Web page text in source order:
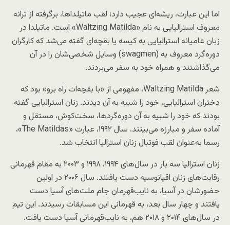
اما این عبارت، ریشه‌ای عجیب دارد؛ لقب ماتیلداها، برگرفته از ترانه
معروف استرالیایی به نام «Waltzing Matilda» است. ماتیلدا در
زبان عامیانه استرالیایی به کیسه‌‌ یا بقچه‌ای گفته می‌شد که کارگران
دوره‌گرد معروف به (swagmen) وسایل شخصی‌شان را در آن
می‌گذاشتند و همراه خود به سفر می‌بردند.
شعر Waltzing Matilda، مفهومی از «با بقچه‌ات راه برو» بود که
دختران استرالیایی، خود را شبیه به آن دیدند. زنان استرالیایی گفته
بودند که خود را شبیه به آن دوره‌گردها، سخت‌کوش، مستقل و
آماده سفر و مبارزه می‌بینند. سال ۱۹۹۲، عبارت «The Matildas»،
رسما به‌عنوان لقب فوتبال زنان استرالیا انتخاب شد.
زنان استرالیا سه بار در سال‌های ۱۹۹۴، ۱۹۹۸ و ۲۰۰۳ به مقام قهرمانی
رقابت‌های زنان اقیانوسیه دست یافتند. سال ۲۰۰۶ در اولین
حضورشان در آسیا، به نایب‌قهرمان جام ملت‌های آسیا دست
یافتند و چهار سال بعد، به قهرمانی این مسابقات رسیدند. این تیم
در سال‌های ۲۰۱۴ و ۲۰۱۸ هم، به نایب‌قهرمانی آسیا دست یافت.